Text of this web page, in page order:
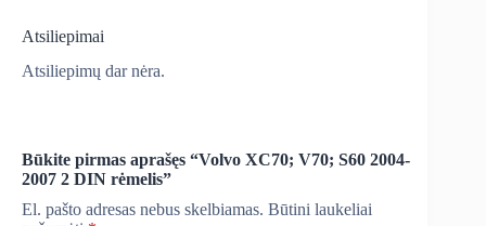
Atsiliepimai
Atsiliepimų dar nėra.
Būkite pirmas aprašęs “Volvo XC70; V70; S60 2004-
2007 2 DIN rėmelis”
El. pašto adresas nebus skelbiamas. Būtini laukeliai